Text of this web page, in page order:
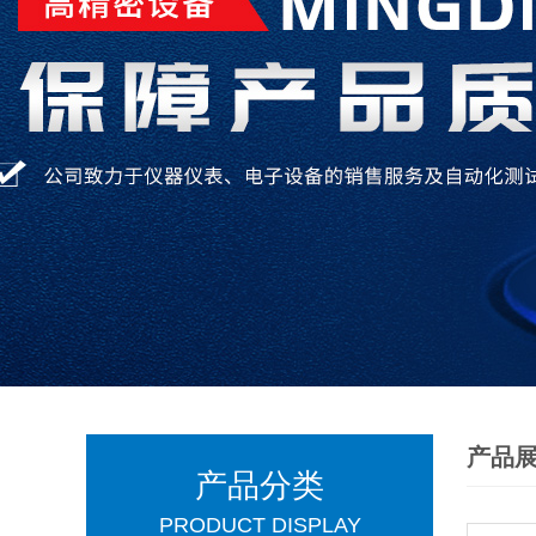
产品分类
PRODUCT DISPLAY
产品